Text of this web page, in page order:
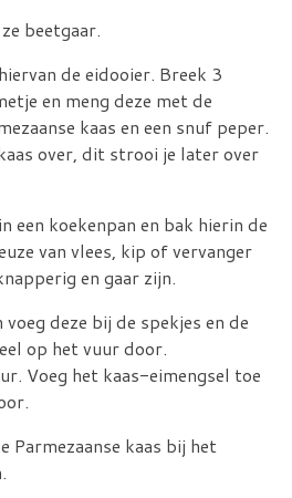
beetgaar.
de eidooier. Breek 3
en meng deze met de
kaas en een snuf peper.
over, dit strooi je later over
een koekenpan en bak hierin de
van vlees, kip of vervanger
en gaar zijn.
deze bij de spekjes en de
op het vuur door.
Voeg het kaas-eimengsel toe
Parmezaanse kaas bij het